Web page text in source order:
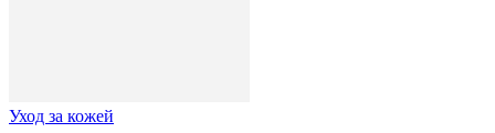
Уход за кожей